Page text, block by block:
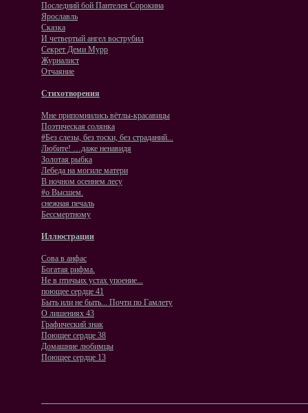
Последний бой Пантелея Сорокина
Ярославль
Сказка
И четвертый ангел вострубил
Секрет Деми Мурр
Журналист
Отчаяние
Стихотворения
Мне припомнились вётлы-красавицы
Поэтическая солянка
#Без слезы, без тоски, без страданий...
Любите! …даже ненавидя
Золотая рыбка
Лебеда на могиле матери
В ночном осеннем лесу
#о Высшем.
снежная печаль
Бессмертному
Иллюстрации
Сова в анфас
Богатая рифма.
Не в птичьих устах упоение...
поющее сердце 41
Быть или не быть... Почти по Гамлету
О лишениях 43
Графический знак
Поющее сердце 38
Домашние любимцы
Поющее сердце 13